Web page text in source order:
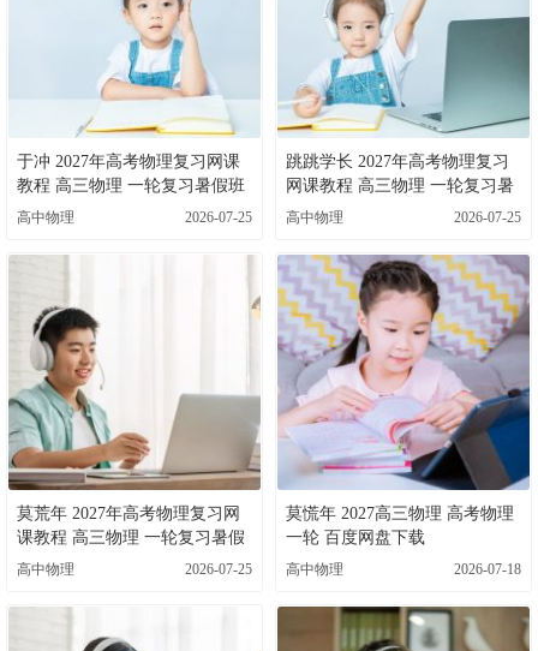
于冲 2027年高考物理复习网课
教程 高三物理 一轮复习暑假班
视频教程 百度网盘下载
高中物理 2026-07-25
跳跳学长 2027年高考物理复习
网课教程 高三物理 一轮复习暑
假班视频教程 百度网盘下载
高中物理 2026-07-25
莫荒年 2027年高考物理复习网
课教程 高三物理 一轮复习暑假
班视频教程 百度网盘下载
高中物理 2026-07-25
莫慌年 2027高三物理 高考物理
一轮 百度网盘下载
高中物理 2026-07-18